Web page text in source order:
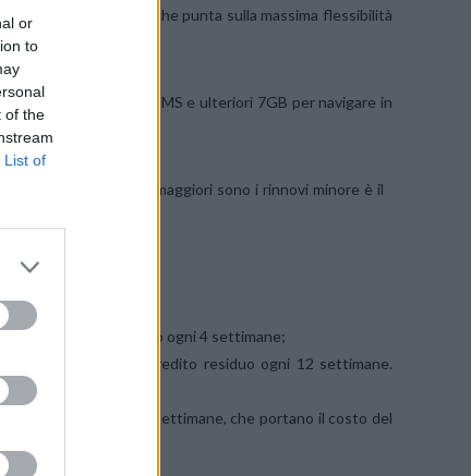
or
to
of the
List of
di
che punta sulla massima flessibilità
chiamate, dati ed SMS e ulteriori 7GB per navigare in
dal cliente: maggiori sono i rinnovi minore è il
sul credito residuo ogni 4 settimane;
30€ addebitati sul credito residuo ogni 12 settimane.
addebitati ogni 24 settimane, che portano il costo del